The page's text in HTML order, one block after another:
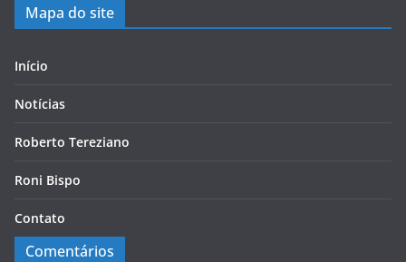
Mapa do site
Início
Notícias
Roberto Tereziano
Roni Bispo
Contato
Comentários